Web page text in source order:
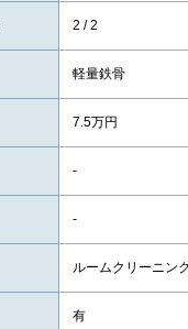
2 / 2
軽量鉄骨
7.5万円
-
-
ルームクリーニン
有